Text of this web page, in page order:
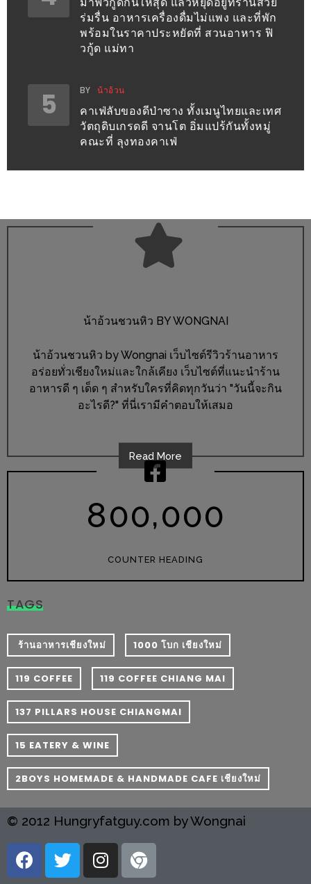
อะไร
เอ่ย
อร่อย
งาน
แฟร์
เรื่อง
คน
เรื่อง
คุ้ม
ครบ
จบ
HOMEPRO
FAIR
เชียงใหม่
หมู
กระทะ
ทั่ว
เชียงใหม่
งบ
ไม่
ปลาย
ชิ
ลล์
ไม่
เกิน
ร่มรื่น อาหารเครื่องดื่มไม่แพง และที่พัก
พร้อมในราคาประหยัดที่ สวนอาหาร ฟิ
วกู้ด แม่ทา
5 BY น้าอ้วน
คาเฟ่ลับของดีป่าซาง ทั้งเมนูไทยและเทศ
วัตถุดิบเกรดดี จานโต อิ่มแปร้กันทั้งหมู่
คณะที่ ลุงทองคาเฟ่
น้าอ้วนชวนหิว BY WONGNAI
น้าอ้วนชวนหิว by Wongnai เว็บไซต์รีวิวร้านอาหาร
อร่อยทั่วเชียงใหม่และใกล้เคียง เว็บไซต์ที่แนะนำร้าน
อาหารดี ๆ เด็ด ๆ สำหรับใครที่คิดทุกวันว่า "วันนี้จะกิน
อะไรดี?" ที่นี่เรามีคำตอบให้เสมอ
Read More
800,000
COUNTER HEADING
TAGS
​ ร้านอาหารเชียงใหม่ 1000 โบก เชียงใหม่
119 COFFEE 119 COFFEE CHIANG MAI
137 PILLARS HOUSE CHIANGMAI
15 EATERY & WINE
2BOYS HOMEMADE & HANDMADE CAFE เชียงใหม่
© 2012 Hungryfatguy.com by Wongnai